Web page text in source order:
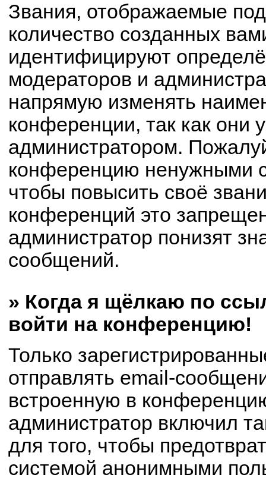
Звания, отображаемые
количество созданных
идентифицируют
модераторов и
напрямую изменять
конференции, так как они
администратором.
конференцию ненужными
чтобы повысить своё
конференций это
администратор понизят
сообщений.
» Когда я щёлкаю по
войти на конференцию!
Только
отправлять email-
встроенную в
администратор включил
для того, чтобы
системой анонимными